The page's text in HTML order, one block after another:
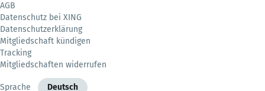
AGB
Datenschutz bei XING
Datenschutzerklärung
Mitgliedschaft kündigen
Tracking
Mitgliedschaften widerrufen
Sprache Deutsch